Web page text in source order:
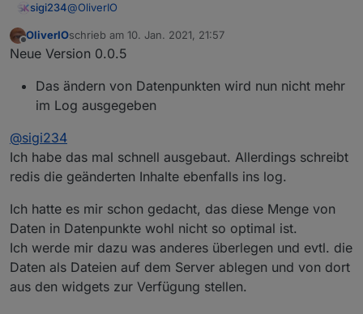
sigi234@OliverIO
Hallo, der Log wird durch den TV Adapter extrem
Groß!
Offline
OliverIOschrieb am 10. Jan. 2021, 21:57
zuletzt editiert von
Neue Version 0.0.5
Das ändern von Datenpunkten wird nun nicht mehr
im Log ausgegeben
@sigi234
Ich habe das mal schnell ausgebaut. Allerdings schreibt
redis die geänderten Inhalte ebenfalls ins log.
Ich hatte es mir schon gedacht, das diese Menge von
Daten in Datenpunkte wohl nicht so optimal ist.
Ich werde mir dazu was anderes überlegen und evtl. die
Daten als Dateien auf dem Server ablegen und von dort
aus den widgets zur Verfügung stellen.